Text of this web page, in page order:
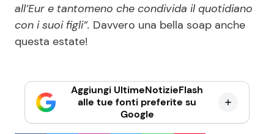
all’Eur e tantomeno che condivida il quotidiano
con i suoi figli”. Davvero una bella soap anche
questa estate!
Aggiungi UltimeNotizieFlash
alle tue fonti preferite su
Google